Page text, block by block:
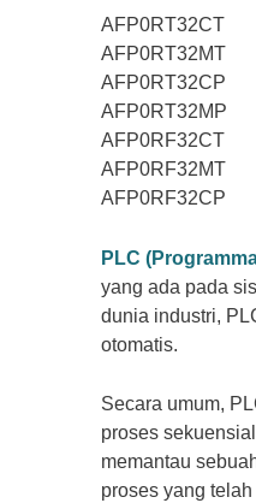
AFP0RT32CT
AFP0RT32MT
AFP0RT32CP
AFP0RT32MP
AFP0RF32CT
AFP0RF32MT
AFP0RF32CP
PLC
yang ada pada
dunia industri,
otomatis.
Secara umum,
proses
memantau
proses yang